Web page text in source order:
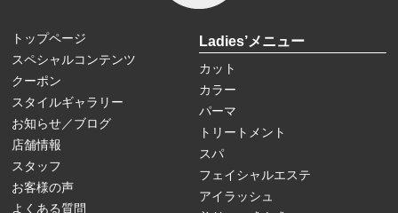
トップページ
スペシャルコンテンツ
クーポン
スタイルギャラリー
お知らせ／ブログ
店舗情報
スタッフ
お客様の声
よくある質問
Ladies’メニュー
カット
カラー
パーマ
トリートメント
スパ
フェイシャルエステ
アイラッシュ